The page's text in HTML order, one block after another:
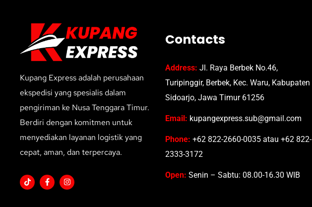
Kupang Express adalah perusahaan
ekspedisi yang spesialis dalam
pengiriman ke Nusa Tenggara Timur.
Berdiri dengan komitmen untuk
menyediakan layanan logistik yang
cepat, aman, dan terpercaya.
Contacts
Address: Jl. Raya Berbek No.46,
Turipinggir, Berbek, Kec. Waru, Kabupaten
Sidoarjo, Jawa Timur 61256
Email: kupangexpress.sub@gmail.com
Phone: +62 822-2660-0035 atau +62 822-
2333-3172
Open: Senin – Sabtu: 08.00-16.30 WIB